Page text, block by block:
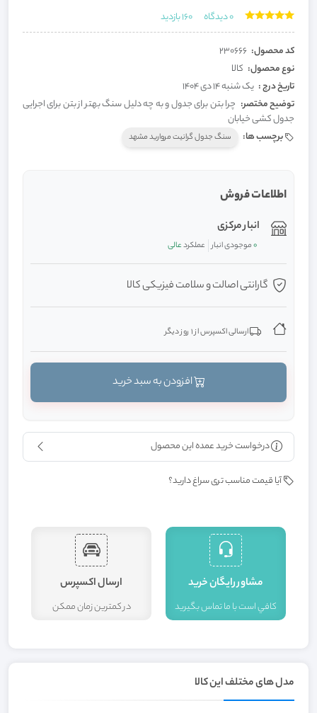
0دیدگاه 160بازدید
کد محصول: 230666
نوع محصول: کالا
تاریخ درج : یک شنبه 14 دی 1404
توضیح مختصر: چرا بتن برای جدول و به چه دلیل سنگ بهتر از بتن برای اجرایی
جدول کشی خیابان
برچسب ها:
سنگ جدول گرانیت مروارید مشهد
اطلاعات فروش
انبار مرکزی
0موجودی انبار عملکردعالی
گارانتی اصالت و سلامت فیزیکی کالا
ارسالی اکسپرس از 1 روز دیگر
درخواست خرید عمده این محصول
آیا قیمت مناسب تری سراغ دارید؟
مشاور رايگان خريد
کافي است با ما تماس بگيريد
ارسال اکسپرس
در کمترين زمان ممکن
مدل های مختلف این کالا